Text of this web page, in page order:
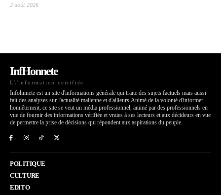
2 août 2026
InfHonnete
L\'information certifiée
Infohnnete est un site d'informations générale qui traite des sujets factuels mais aussi
fait des analyses sur l'actualité malienne et d'ailleurs.Animé de la volonté d'informer
honnêtement, ce site se veut un média professionnel, animé par des professionnels en
vue de fournir des informations vérifiée et vraies à ses lecteurs et aux décideurs en vue
de permettre la prise de décisions qui répondent aux aspirations du peuple.
POLITIQUE
CULTURE
EDITO